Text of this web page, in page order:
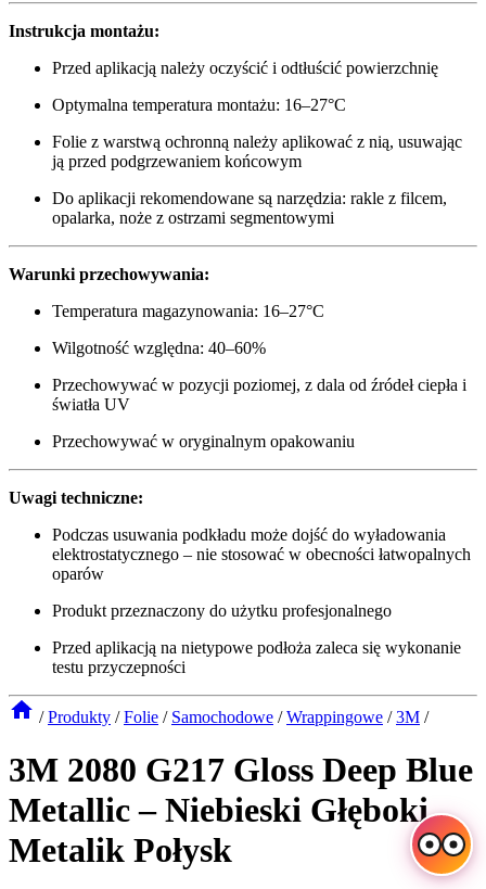
Instrukcja montażu:
Przed aplikacją należy oczyścić i odtłuścić powierzchnię
Optymalna temperatura montażu: 16–27°C
Folie z warstwą ochronną należy aplikować z nią, usuwając
ją przed podgrzewaniem końcowym
Do aplikacji rekomendowane są narzędzia: rakle z filcem,
opalarka, noże z ostrzami segmentowymi
Warunki przechowywania:
Temperatura magazynowania: 16–27°C
Wilgotność względna: 40–60%
Przechowywać w pozycji poziomej, z dala od źródeł ciepła i
światła UV
Przechowywać w oryginalnym opakowaniu
Uwagi techniczne:
Podczas usuwania podkładu może dojść do wyładowania
elektrostatycznego – nie stosować w obecności łatwopalnych
oparów
Produkt przeznaczony do użytku profesjonalnego
Przed aplikacją na nietypowe podłoża zaleca się wykonanie
testu przyczepności
/ Produkty / Folie / Samochodowe / Wrappingowe / 3M /
3M 2080 G217 Gloss Deep Blue
Metallic – Niebieski Głęboki
Metalik Połysk